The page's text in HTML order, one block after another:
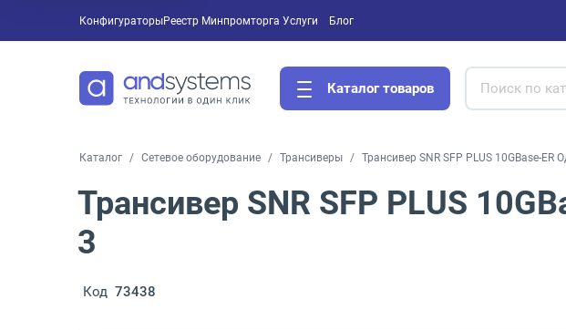
Конфигураторы Услуги
Реестр Минпромторга Блог
Каталог товаров
Каталог Сетевое оборудование Трансиверы Трансивер SNR SFP PLUS 10GBase-ER
Трансивер SNR SFP PLUS
3
Код 73438